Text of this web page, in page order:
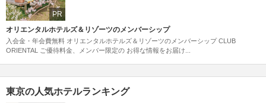
PR
オリエンタルホテルズ＆リゾーツのメンバーシップ
入会金・年会費無料 オリエンタルホテルズ＆リゾーツのメンバーシップ CLUB
ORIENTAL ご優待料金、メンバー限定の お得な情報をお届け...
東京の人気ホテルランキング